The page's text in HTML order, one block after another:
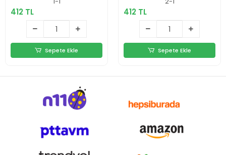
412 TL
Sepete Ekle
412 TL
Sepete Ekle